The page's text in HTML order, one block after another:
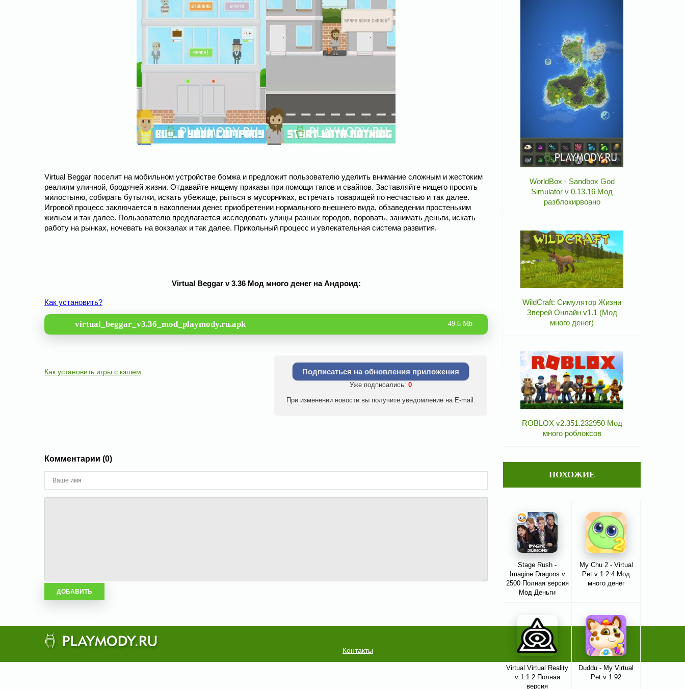
Virtual Beggar поселит на мобильном устройстве бомжа и предложит пользователю уделить внимание сложным и жестоким
реалиям уличной, бродячей жизни. Отдавайте нищему приказы при помощи тапов и свайпов. Заставляйте нищего просить
милостыню, собирать бутылки, искать убежище, рыться в мусорниках, встречать товарищей по несчастью и так далее.
Игровой процесс заключается в накоплении денег, приобретении нормального внешнего вида, обзаведении простеньким
жильем и так далее. Пользователю предлагается исследовать улицы разных городов, воровать, занимать деньги, искать
работу на рынках, ночевать на вокзалах и так далее. Прикольный процесс и увлекательная система развития.
Virtual Beggar v 3.36 Мод много денег на Андроид:
Как установить?
virtual_beggar_v3.36_mod_playmody.ru.apk 49.6 Mb
Как установить игры с кэшем Подписаться на обновления приложения
Уже подписались: 0
При изменении новости вы получите уведомление на E-mail.
Комментарии (0)
WorldBox - Sandbox God
Simulator v 0.13.16 Мод
разблокирвоано
WildCraft: Симулятор Жизни
Зверей Онлайн v1.1 (Мод
много денег)
ROBLOX v2.351.232950 Мод
много роблоксов
ПОХОЖИЕ
Stage Rush -
Imagine Dragons v
2500 Полная версия
Мод Деньги
My Chu 2 - Virtual
Pet v 1.2.4 Мод
много денег
Virtual Virtual Reality
v 1.1.2 Полная
версия
Duddu - My Virtual
Pet v 1.92
Контакты